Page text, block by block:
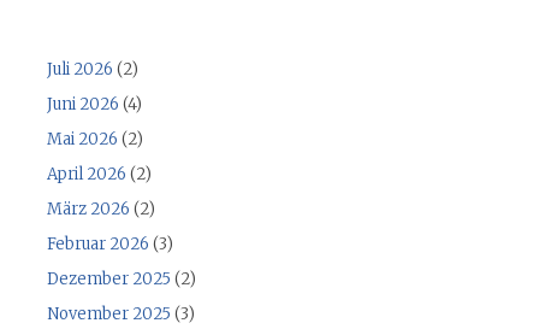
Juli 2026 (2)
Juni 2026 (4)
Mai 2026 (2)
April 2026 (2)
März 2026 (2)
Februar 2026 (3)
Dezember 2025 (2)
November 2025 (3)